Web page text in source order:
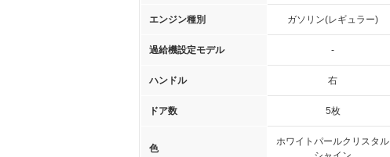
エンジン種別 ガソリン(レギュラー)
過給機設定モデル -
ハンドル 右
ドア数 5枚
色
ホワイトパールクリスタル